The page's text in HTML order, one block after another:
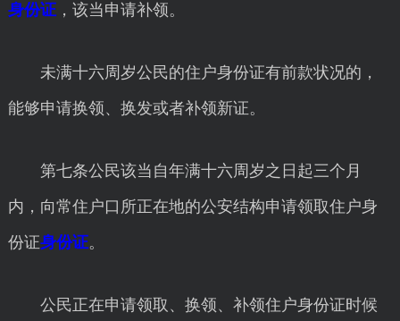
身份证，该当申请补领。
未满十六周岁公民的住户身份证有前款状况的，
能够申请换领、换发或者补领新证。
第七条公民该当自年满十六周岁之日起三个月
内，向常住户口所正在地的公安结构申请领取住户身
份证身份证。
公民正在申请领取、换领、补领住户身份证时候